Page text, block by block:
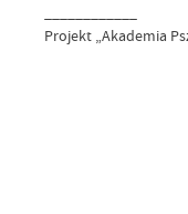
Projekt „Akademia